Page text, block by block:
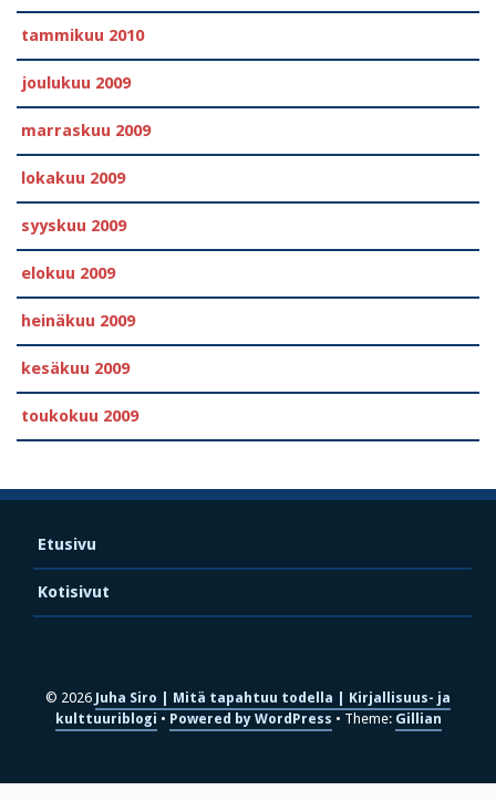
tammikuu 2010
joulukuu 2009
marraskuu 2009
lokakuu 2009
syyskuu 2009
elokuu 2009
heinäkuu 2009
kesäkuu 2009
toukokuu 2009
Etusivu
Kotisivut
© 2026 Juha Siro | Mitä tapahtuu todella | Kirjallisuus- ja
kulttuuriblogi
Powered by WordPress Theme: Gillian